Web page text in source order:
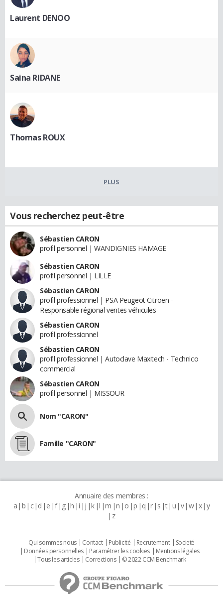
Laurent DENOO
Saina RIDANE
Thomas ROUX
PLUS
Vous recherchez peut-être
Sébastien CARON
profil personnel | WANDIGNIES HAMAGE
Sébastien CARON
profil personnel | LILLE
Sébastien CARON
profil professionnel | PSA Peugeot Citroën -
Responsable régional ventes véhicules
Sébastien CARON
profil professionnel
Sébastien CARON
profil professionnel | Autoclave Maxitech - Technico
commercial
Sébastien CARON
profil personnel | MISSOUR
Nom "CARON"
Famille "CARON"
Annuaire des membres :
a b c d e f g h i j k l m n o p q r s t u v w x y
z
Qui sommes nous Contact Publicité Recrutement
Societé
Données personnelles
Paramétrer les cookies
Mentions légales
Tous les articles
Corrections © 2022 CCM Benchmark